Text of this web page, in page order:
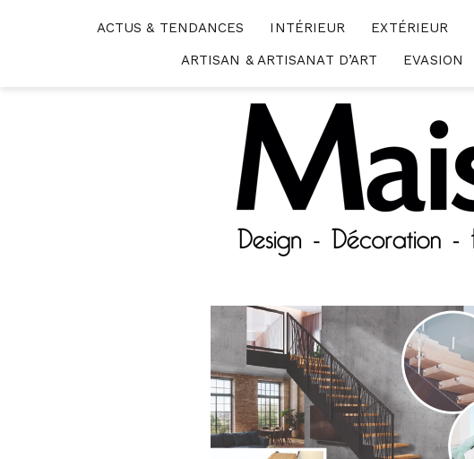
ACTUS & TENDANCES INTÉRIEUR EXTÉRIEUR
ARTISAN & ARTISANAT D’ART
EVASION